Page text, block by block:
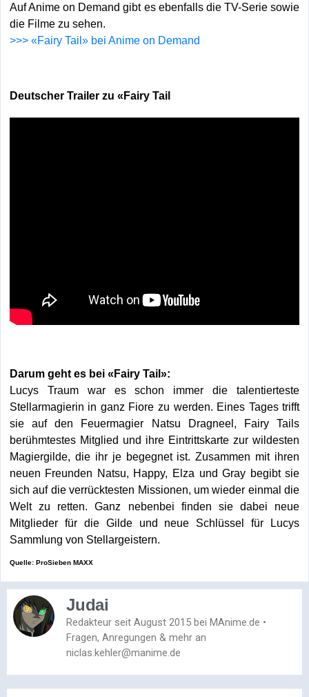
Auf Anime on Demand gibt es ebenfalls die TV-Serie sowie
die Filme zu sehen.
>>> «Fairy Tail» bei Anime on Demand
Deutscher Trailer zu «Fairy Tail
Darum geht es bei «Fairy Tail»:
Lucys Traum war es schon immer die talentierteste
Stellarmagierin in ganz Fiore zu werden. Eines Tages trifft
sie auf den Feuermagier Natsu Dragneel, Fairy Tails
berühmtestes Mitglied und ihre Eintrittskarte zur wildesten
Magiergilde, die ihr je begegnet ist. Zusammen mit ihren
neuen Freunden Natsu, Happy, Elza und Gray begibt sie
sich auf die verrücktesten Missionen, um wieder einmal die
Welt zu retten. Ganz nebenbei finden sie dabei neue
Mitglieder für die Gilde und neue Schlüssel für Lucys
Sammlung von Stellargeistern.
Quelle: ProSieben MAXX
Judai
Redakteur seit August 2015 bei MAnime.de •
Fragen, Anregungen & mehr an
niclas.kehler@manime.de